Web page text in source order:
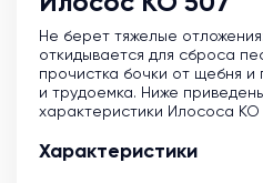
Не берет тяжелые
откидывается для сброса
прочистка бочки от щебня и
и трудоемка. Ниже
характеристики Илососа КО
Характеристики